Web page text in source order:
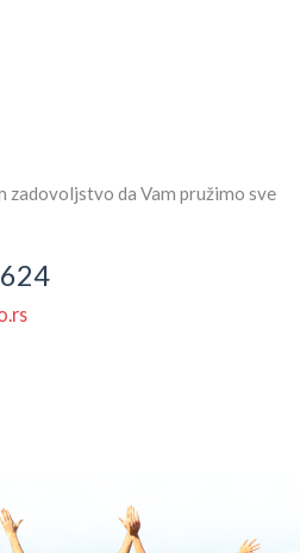
zadovoljstvo da Vam pružimo sve